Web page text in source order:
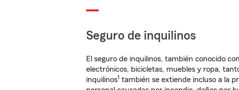
Seguro de inquilinos
El seguro de inquilinos, también conocido
electrónicos, bicicletas, muebles y ropa,
inquilinos1 también se extiende incluso a la